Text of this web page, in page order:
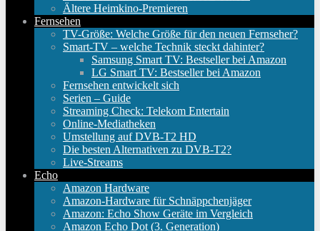
Ältere Heimkino-Premieren
Fernsehen
TV-Größe: Welche Größe für den neuen Fernseher?
Smart-TV – welche Technik steckt dahinter?
Samsung Smart TV: Bestseller bei Amazon
LG Smart TV: Bestseller bei Amazon
Fernsehen entwickelt sich
Serien – Guide
Streaming Check: Telekom Entertain
Online-Mediatheken
Umstellung auf DVB-T2 HD
Die besten Alternativen zu DVB-T2?
Live-Streams
Echo
Amazon Hardware
Amazon-Hardware für Schnäppchenjäger
Amazon: Echo Show Geräte im Vergleich
Amazon Echo Dot (3. Generation)